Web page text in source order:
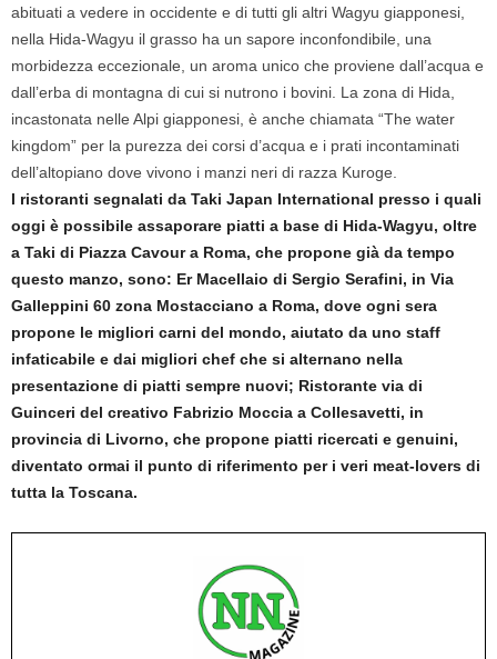
abituati a vedere in occidente e di tutti gli altri Wagyu giapponesi,
nella Hida-Wagyu il grasso ha un sapore inconfondibile, una
morbidezza eccezionale, un aroma unico che proviene dall’acqua e
dall’erba di montagna di cui si nutrono i bovini. La zona di Hida,
incastonata nelle Alpi giapponesi, è anche chiamata “The water
kingdom” per la purezza dei corsi d’acqua e i prati incontaminati
dell’altopiano dove vivono i manzi neri di razza Kuroge.
I ristoranti segnalati da Taki Japan International presso i quali
oggi è possibile assaporare piatti a base di Hida-Wagyu, oltre
a Taki di Piazza Cavour a Roma, che propone già da tempo
questo manzo, sono: Er Macellaio di Sergio Serafini, in Via
Galleppini 60 zona Mostacciano a Roma, dove ogni sera
propone le migliori carni del mondo, aiutato da uno staff
infaticabile e dai migliori chef che si alternano nella
presentazione di piatti sempre nuovi; Ristorante via di
Guinceri del creativo Fabrizio Moccia a Collesavetti, in
provincia di Livorno, che propone piatti ricercati e genuini,
diventato ormai il punto di riferimento per i veri meat-lovers di
tutta la Toscana.